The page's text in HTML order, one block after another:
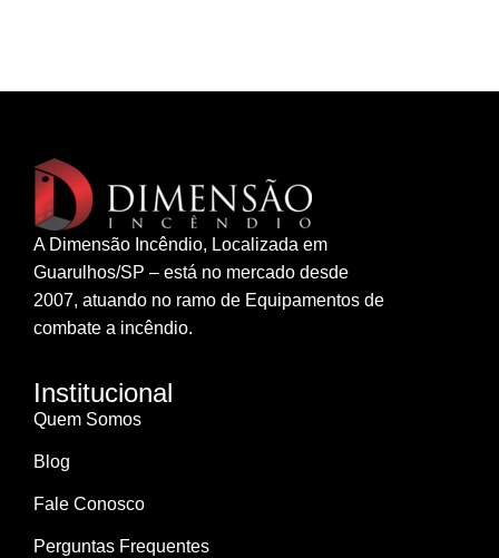
A Dimensão Incêndio, Localizada em
Guarulhos/SP – está no mercado desde
2007, atuando no ramo de Equipamentos de
combate a incêndio.
Institucional
Quem Somos
Blog
Fale Conosco
Perguntas Frequentes